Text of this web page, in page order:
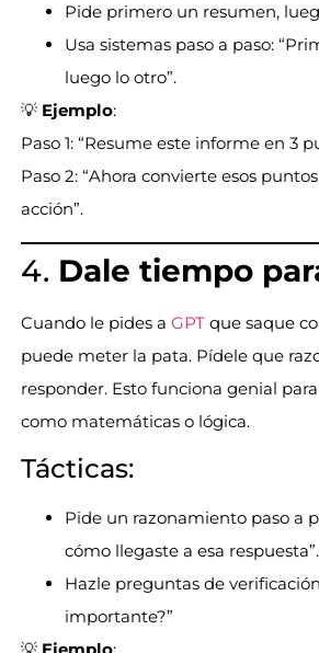
Pide primero un resumen,
Usa sistemas paso a paso:
luego lo otro”.
💡 Ejemplo:
Paso 1: “Resume este informe en 3
Paso 2: “Ahora convierte esos
acción”.
4. Dale tiempo
Cuando le pides a GPTque saque
puede meter la pata. Pídele que
responder. Esto funciona genial
como matemáticas o lógica.
Tácticas:
Pide un razonamiento paso a
cómo llegaste a esa respuesta”.
Hazle preguntas de
importante?”